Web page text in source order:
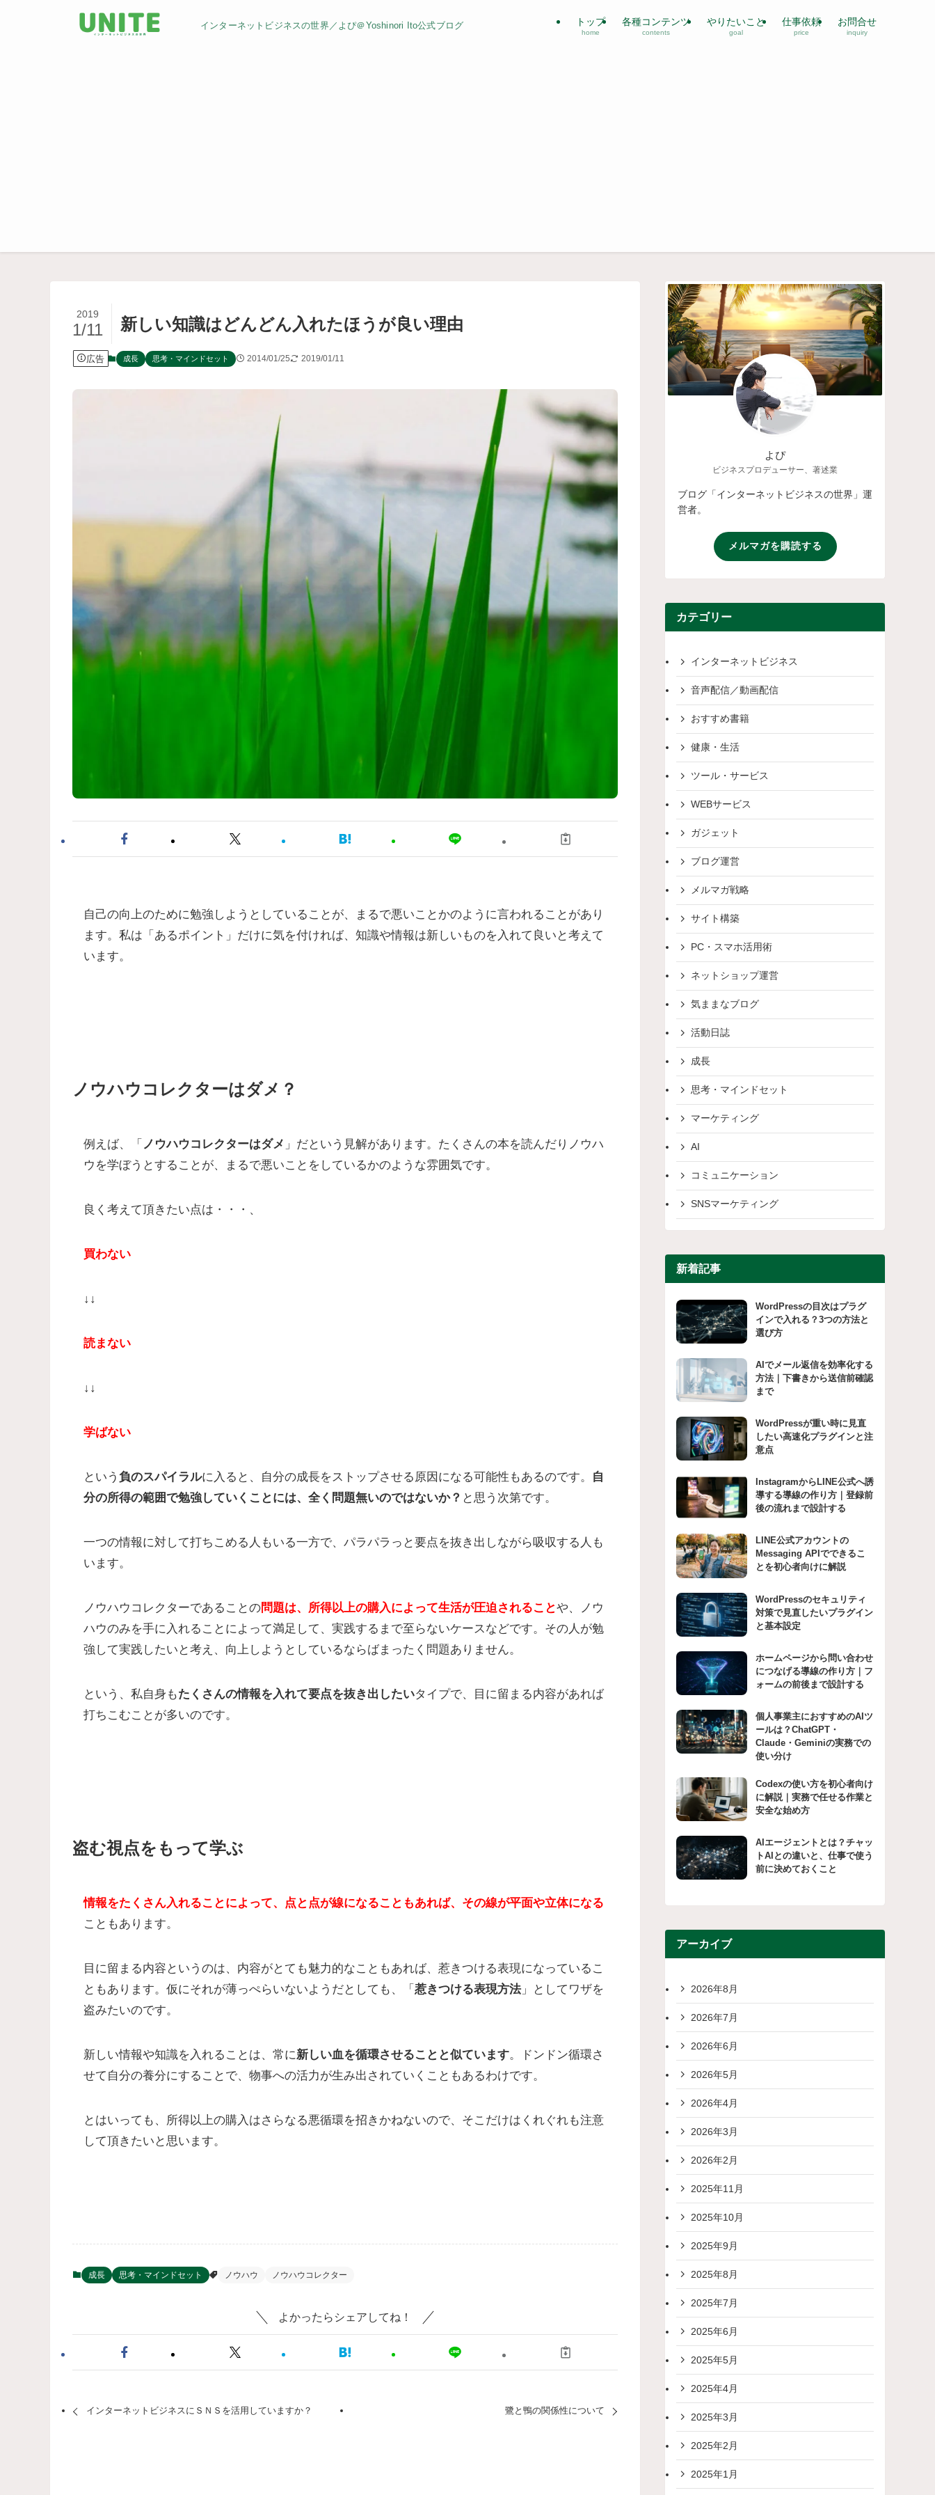
インターネットビジネスの世界／よぴ＠Yoshinori Ito公式ブログ トップ
home
各種コンテンツ
contents
やりたいこと
goal
仕事依頼
price
お問合せ
inquiry
新しい知識はどんどん入れたほうが良い理由
2019
1/11
広告 成長 思考・マインドセット 2014/01/25 2019/01/11
自己の向上のために勉強しようとしていることが、まるで悪いことかのように言われることがあり
ます。私は「あるポイント」だけに気を付ければ、知識や情報は新しいものを入れて良いと考えて
います。
ノウハウコレクターはダメ？
例えば、「 ノウハウコレクターはダメ 」だという見解があります。たくさんの本を読んだりノウハ
ウを学ぼうとすることが、まるで悪いことをしているかのような雰囲気です。
良く考えて頂きたい点は・・・、
買わない
↓↓
読まない
↓↓
学ばない
という 負のスパイラルに入ると、自分の成長をストップさせる原因になる可能性もあるのです。
自
分の所得の範囲で勉強していくことには、 全く問題無いのではないか？ と思う次第です。
一つの情報に対して打ちこめる人もいる一方で、パラパラっと要点を抜き出しながら吸収する人も
います。
ノウハウコレクターであることの問題は、 所得以上の購入によって生活が圧迫されることや、ノウ
ハウのみを手に入れることによって満足して、実践するまで至らないケースなどです。その人が勉
強して実践したいと考え、向上しようとしているならばまったく問題ありません。
という、私自身もたくさんの情報を入れて要点を抜き出したいタイプで、目に留まる内容があれば
打ちこむことが多いのです。
盗む視点をもって学ぶ
情報をたくさん入れることによって、点と点が線になることもあれば、 その線が平面や立体になる
こともあります。
目に留まる内容というのは、内容がとても魅力的なこともあれば、惹きつける表現になっているこ
ともあります。仮にそれが薄っぺらいないようだとしても、「 惹きつける表現方法 」としてワザを
盗みたいのです。
新しい情報や知識を入れることは、常に新しい血を循環させることと似ています。ドンドン循環さ
せて自分の養分にすることで、物事への活力が生み出されていくこともあるわけです。
とはいっても、所得以上の購入はさらなる悪循環を招きかねないので、そこだけはくれぐれも注意
して頂きたいと思います。
成長 思考・マインドセット ノウハウ ノウハウコレクター
よかったらシェアしてね！
インターネットビジネスにＳＮＳを活用していますか？ 鷺と鴨の関係性について
よぴ
ビジネスプロデューサー、著述業
ブログ「インターネットビジネスの世界」運
営者。
メルマガを購読する
カテゴリー
インターネットビジネス
音声配信／動画配信
おすすめ書籍
健康・生活
ツール・サービス
WEBサービス
ガジェット
ブログ運営
メルマガ戦略
サイト構築
PC・スマホ活用術
ネットショップ運営
気ままなブログ
活動日誌
成長
思考・マインドセット
マーケティング
AI
コミュニケーション
SNSマーケティング
新着記事
WordPressの目次はプラグ
インで入れる？3つの方法と
選び方
AIでメール返信を効率化する
方法｜下書きから送信前確認
まで
WordPressが重い時に見直
したい高速化プラグインと注
意点
InstagramからLINE公式へ誘
導する導線の作り方｜登録前
後の流れまで設計する
LINE公式アカウントの
Messaging APIでできるこ
とを初心者向けに解説
WordPressのセキュリティ
対策で見直したいプラグイン
と基本設定
ホームページから問い合わせ
につなげる導線の作り方｜フ
ォームの前後まで設計する
個人事業主におすすめのAIツ
ールは？ChatGPT・
Claude・Geminiの実務での
使い分け
Codexの使い方を初心者向け
に解説｜実務で任せる作業と
安全な始め方
AIエージェントとは？チャッ
トAIとの違いと、仕事で使う
前に決めておくこと
アーカイブ
2026年8月
2026年7月
2026年6月
2026年5月
2026年4月
2026年3月
2026年2月
2025年11月
2025年10月
2025年9月
2025年8月
2025年7月
2025年6月
2025年5月
2025年4月
2025年3月
2025年2月
2025年1月